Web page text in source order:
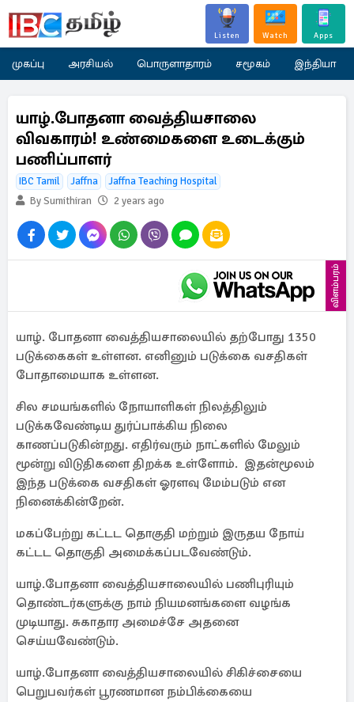
Listen Watch Apps
முகப்பு அரசியல் பொருளாதாரம் சமூகம் இந்தியா
யாழ்.போதனா வைத்தியசாலை
விவகாரம்! உண்மைகளை உடைக்கும்
பணிப்பாளர்
IBC Tamil Jaffna
Jaffna Teaching Hospital
By Sumithiran
2 years ago
விளம்பரம்
யாழ். போதனா வைத்தியசாலையில் தற்போது 1350
படுக்கைகள் உள்ளன. எனினும் படுக்கை வசதிகள்
போதாமையாக உள்ளன.
சில சமயங்களில் நோயாளிகள் நிலத்திலும்
படுக்கவேண்டிய துர்ப்பாக்கிய நிலை
காணப்படுகின்றது. எதிர்வரும் நாட்களில் மேலும்
மூன்று விடுதிகளை திறக்க உள்ளோம். இதன்மூலம்
இந்த படுக்கை வசதிகள் ஓரளவு மேம்படும் என
நினைக்கின்றேன்.
மகப்பேற்று கட்டட தொகுதி மற்றும் இருதய நோய்
கட்டட தொகுதி அமைக்கப்படவேண்டும்.
யாழ்.போதனா வைத்தியசாலையில் பணிபுரியும்
தொண்டர்களுக்கு நாம் நியமனங்களை வழங்க
முடியாது. சுகாதார அமைச்சே அதனை
செய்யவேண்டும்.
யாழ்.போதனா வைத்தியசாலையில் சிகிச்சையை
பெறுபவர்கள் பூரணமான நம்பிக்கையை